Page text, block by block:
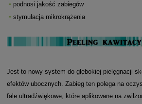
podnosi jakość zabiegów
stymulacja mikrokrążenia
Jest to nowy system do głębokiej pielęgnacji
efektów ubocznych. Zabieg ten polega na
fale ultradźwiękowe, które aplikowane na